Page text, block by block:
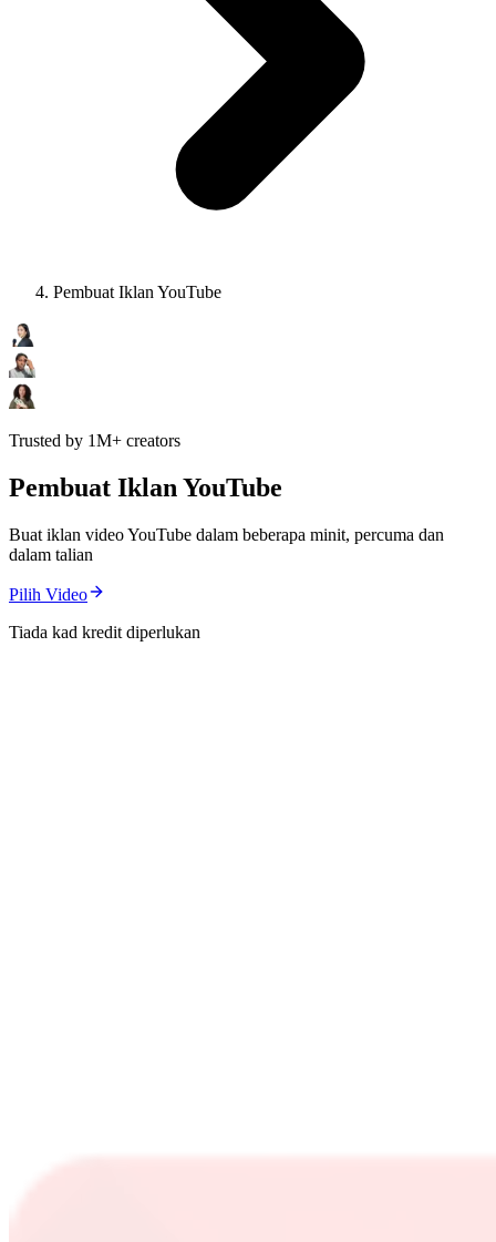
Pembuat Iklan YouTube
Trusted by 1M+ creators
Pembuat Iklan YouTube
Buat iklan video YouTube dalam beberapa minit, percuma dan
dalam talian
Pilih Video
Tiada kad kredit diperlukan